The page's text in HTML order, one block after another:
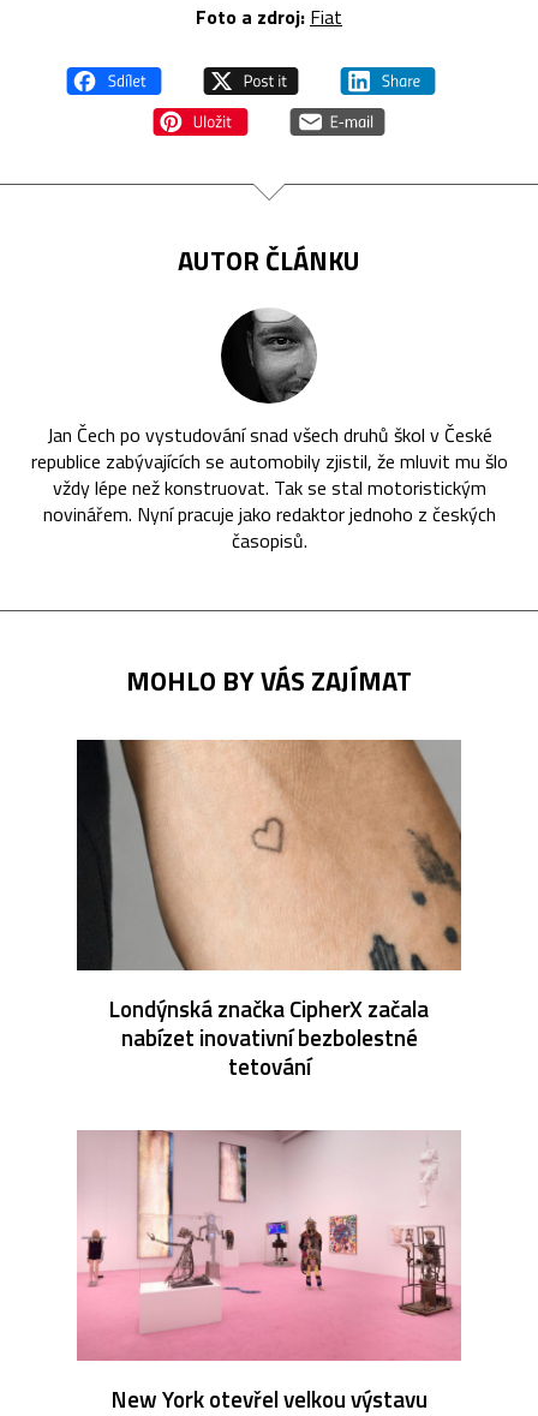
Foto a zdroj: Fiat
AUTOR ČLÁNKU
Jan Čech po vystudování snad všech druhů škol v České
republice zabývajících se automobily zjistil, že mluvit mu šlo
vždy lépe než konstruovat. Tak se stal motoristickým
novinářem. Nyní pracuje jako redaktor jednoho z českých
časopisů.
MOHLO BY VÁS ZAJÍMAT
Londýnská značka CipherX začala
nabízet inovativní bezbolestné
tetování
New York otevřel velkou výstavu